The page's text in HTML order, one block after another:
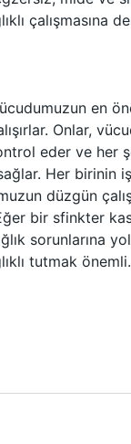
çalışmasına
en
Onlar,
eder ve her
Her birinin
düzgün
bir sfinkter
sorunlarına
tutmak önemli.